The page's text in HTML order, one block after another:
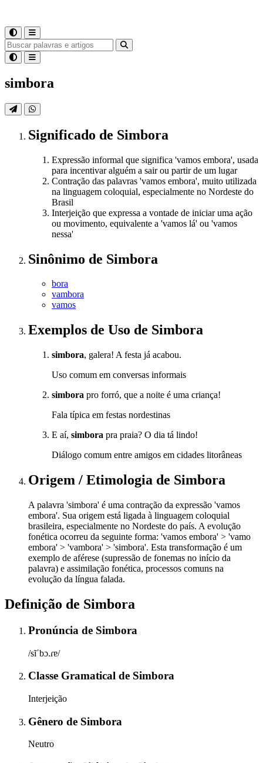
simbora
Significado de Simbora
Expressão informal que significa 'vamos embora', usada
para incentivar alguém a sair ou partir de um lugar
Contração das palavras 'vamos embora', muito utilizada
na linguagem coloquial, especialmente no Nordeste do
Brasil
Interjeição que expressa a vontade de iniciar uma ação
ou movimento, equivalente a 'vamos lá' ou 'vamos
nessa'
Sinônimo de Simbora
bora
vambora
vamos
Exemplos de Uso de Simbora
simbora, galera! A festa já acabou.
Uso comum em conversas informais
simbora pro forró, que a noite é uma criança!
Fala típica em festas nordestinas
E aí, simbora pra praia? O dia tá lindo!
Diálogo comum entre amigos em cidades litorâneas
Origem / Etimologia de Simbora
A palavra 'simbora' é uma contração da expressão 'vamos
embora'. Sua origem está ligada à linguagem coloquial
brasileira, especialmente no Nordeste do país. A evolução
fonética ocorreu da seguinte forma: 'vamos embora' > 'vamo
embora' > 'vambora' > 'simbora'. Esta transformação é um
exemplo de aférese (supressão de fonemas no início da
palavra) e assimilação fonética, processos comuns na
evolução da língua falada.
Definição de Simbora
Pronúncia de Simbora
/sĩˈbɔ.ɾɐ/
Classe Gramatical de Simbora
Interjeição
Gênero de Simbora
Neutro